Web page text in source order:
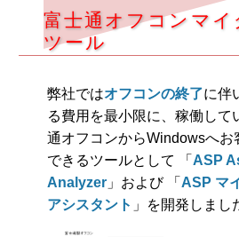
富士通オフコンマイ
ツール
弊社ではオフコンの終了に伴
る費用を最小限に、稼働して
通オフコンからWindowsへお
できるツールとして 「 ASP
Analyzer 」および 「 ASP マ
アシスタント 」を開発しまし